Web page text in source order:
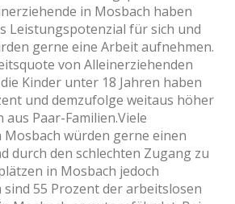
in Mosbach haben
Leistungspotenzial für sich und
gerne eine Arbeit aufnehmen.
von Alleinerziehenden
Kinder unter 18 Jahren haben
und demzufolge weitaus höher
Paar-Familien.Viele
würden gerne einen
durch den schlechten Zugang zu
in Mosbach jedoch
55 Prozent der arbeitslosen